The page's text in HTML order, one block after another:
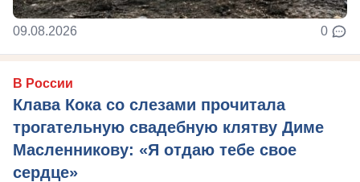
09.08.2026 0
В России
Клава Кока со слезами прочитала
трогательную свадебную клятву Диме
Масленникову: «Я отдаю тебе свое
сердце»